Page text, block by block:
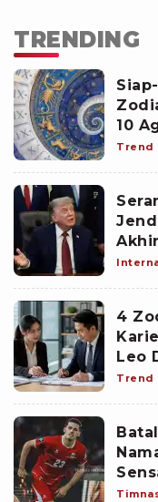
TRENDING
10
Trend
4
Leo
Trend